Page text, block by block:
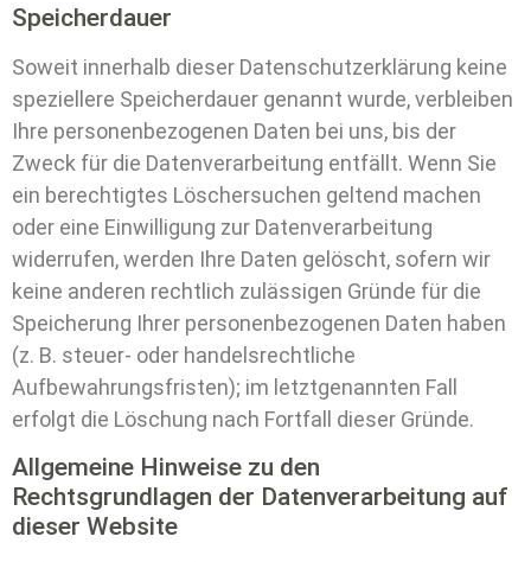
Speicherdauer
Soweit innerhalb dieser Datenschutzerklärung keine
speziellere Speicherdauer genannt wurde, verbleiben
Ihre personenbezogenen Daten bei uns, bis der
Zweck für die Datenverarbeitung entfällt. Wenn Sie
ein berechtigtes Löschersuchen geltend machen
oder eine Einwilligung zur Datenverarbeitung
widerrufen, werden Ihre Daten gelöscht, sofern wir
keine anderen rechtlich zulässigen Gründe für die
Speicherung Ihrer personenbezogenen Daten haben
(z. B. steuer- oder handelsrechtliche
Aufbewahrungsfristen); im letztgenannten Fall
erfolgt die Löschung nach Fortfall dieser Gründe.
Allgemeine Hinweise zu den
Rechtsgrundlagen der Datenverarbeitung auf
dieser Website